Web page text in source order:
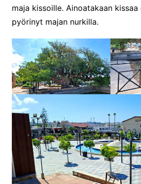
maja kissoille. Ainoatakaan
pyörinyt majan nurkilla.